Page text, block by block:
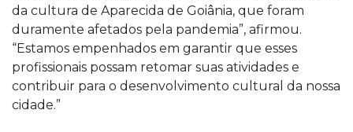
da cultura de Aparecida de Goiânia, que foram
duramente afetados pela pandemia”, afirmou.
“Estamos empenhados em garantir que esses
profissionais possam retomar suas atividades e
contribuir para o desenvolvimento cultural da nossa
cidade.”